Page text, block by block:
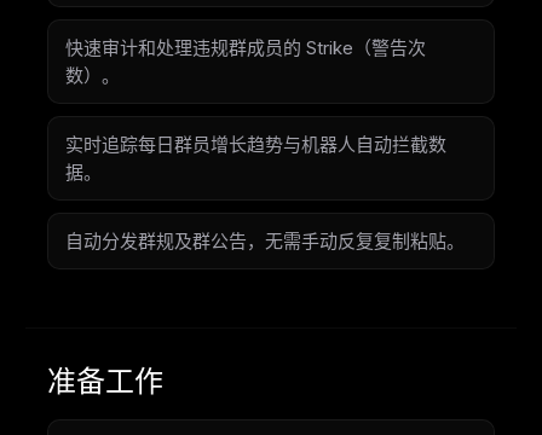
快速审计和处理违规群成员的 Strike（警告次
数）。
实时追踪每日群员增长趋势与机器人自动拦截数
据。
自动分发群规及群公告，无需手动反复复制粘贴。
准备工作